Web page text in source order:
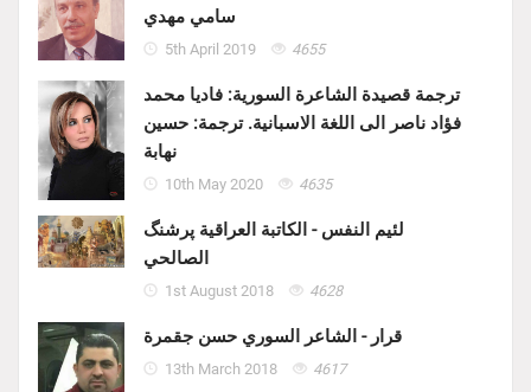
سامي مهدي
5th April 2019 4655
ترجمة قصيدة الشاعرة السورية: فاديا محمد
فؤاد ناصر الى اللغة الاسبانية. ترجمة: حسين
نهابة
10th May 2020 4635
لئيم النفس - الكاتبة العراقية پرشنگ
الصالحي
1st August 2018 4628
قرار - الشاعر السوري حسن جقمرة
13th March 2018 4617